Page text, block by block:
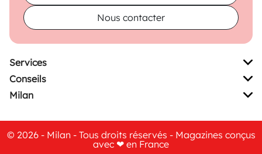
Nous contacter
Services
Conseils
Milan
© 2026 - Milan - Tous droits réservés - Magazines conçus
avec ❤ en France